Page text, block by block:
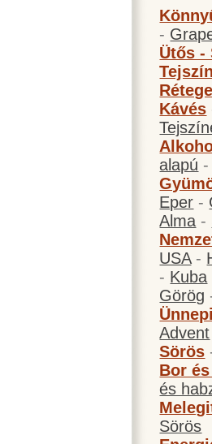
-
Ütős -
Kávés
alapú -
Eper -
Alma -
USA-
- Kuba
Görög
Ünnepi
Advent
Sörös
Bor
és
Sörös